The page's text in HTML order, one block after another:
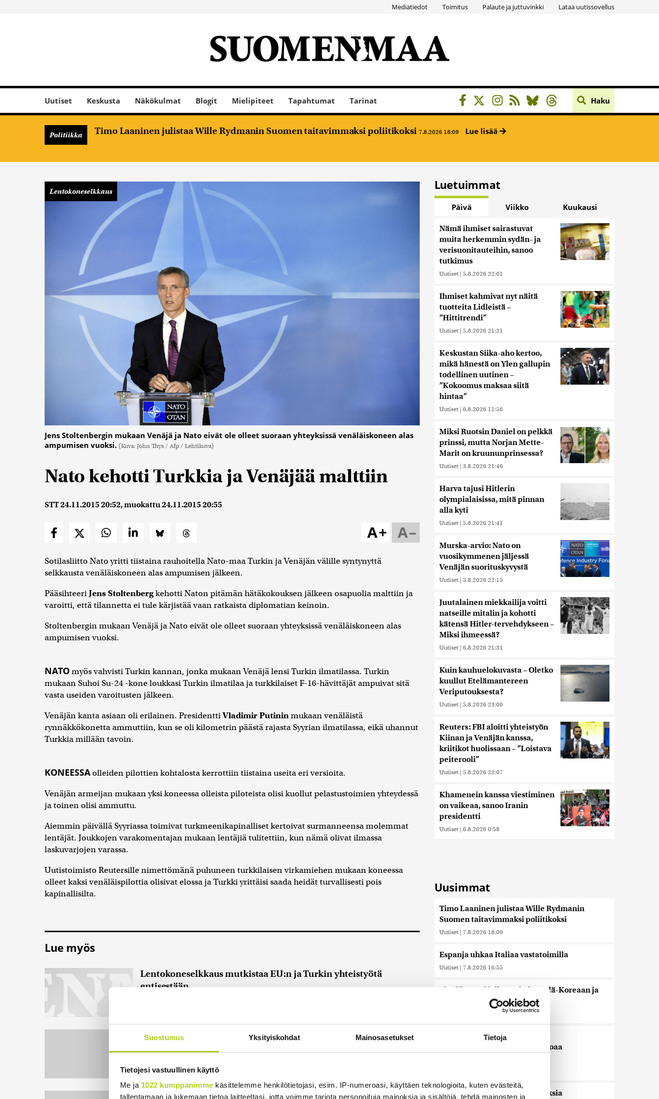
Suostumus Yksityiskohdat Mainosasetukset Tietoja
Tietojesi vastuullinen käyttö
Me ja 1022 kumppanimme käsittelemme henkilötietojasi, esim. IP-numeroasi, käyttäen teknologioita, kuten evästeitä,
tallentamaan ja lukemaan tietoa laitteeltasi, jotta voimme tarjota personoituja mainoksia ja sisältöjä, tehdä mainosten ja
Mediatiedot Toimitus Palaute ja juttuvinkki Lataa uutissovellus
Uutiset Keskusta Näkökulmat Blogit Mielipiteet Tapahtumat Tarinat Haku
Politiikka Timo Laaninen julistaa Wille Rydmanin Suomen taitavimmaksi poliitikoksi 7.8.2026 18:09 Lue lisää
Lentokoneselkkaus
Jens Stoltenbergin mukaan Venäjä ja Nato eivät ole olleet suoraan yhteyksissä venäläiskoneen alas
ampumisen vuoksi. (Kuva: John Thys / Afp / Lehtikuva)
Nato kehotti Turkkia ja Venäjää malttiin
STT24.11.2015 20:52, muokattu24.11.2015 20:55
A–
A+
Sotilasliitto Nato yritti tiistaina rauhoitella Nato-maa Turkin ja Venäjän välille syntynyttä
selkkausta venäläiskoneen alas ampumisen jälkeen.
PääsihteeriJens Stoltenbergkehotti Naton pitämän hätäkokouksen jälkeen osapuolia malttiin ja
varoitti, että tilannetta ei tule kärjistää vaan ratkaista diplomatian keinoin.
Stoltenbergin mukaan Venäjä ja Nato eivät ole olleet suoraan yhteyksissä venäläiskoneen alas
ampumisen vuoksi.
NATOmyös vahvisti Turkin kannan, jonka mukaan Venäjä lensi Turkin ilmatilassa. Turkin
mukaan Suhoi Su-24 -kone loukkasi Turkin ilmatilaa ja turkkilaiset F-16-hävittäjät ampuivat sitä
vasta useiden varoitusten jälkeen.
Venäjän kanta asiaan oli erilainen. PresidenttiVladimir Putininmukaan venäläistä
rynnäkkökonetta ammuttiin, kun se oli kilometrin päästä rajasta Syyrian ilmatilassa, eikä uhannut
Turkkia millään tavoin.
KONEESSAolleiden pilottien kohtalosta kerrottiin tiistaina useita eri versioita.
Venäjän armeijan mukaan yksi koneessa olleista piloteista olisi kuollut pelastustoimien yhteydessä
ja toinen olisi ammuttu.
Aiemmin päivällä Syyriassa toimivat turkmeenikapinalliset kertoivat surmanneensa molemmat
lentäjät. Joukkojen varakomentajan mukaan lentäjiä tulitettiin, kun nämä olivat ilmassa
laskuvarjojen varassa.
Uutistoimisto Reutersille nimettömänä puhuneen turkkilaisen virkamiehen mukaan koneessa
olleet kaksi venäläispilottia olisivat elossa ja Turkki yrittäisi saada heidät turvallisesti pois
kapinallisilta.
Lue myös
Lentokoneselkkaus mutkistaa EU:n ja Turkin yhteistyötä
entisestään
Putin: Turkkilaiset ovat terroristien rikoskumppaneita
Putinin...24.11.2015 19:40
Sipilä: Toivottavasti alasampuminen ei haittaa Venäjän ja Naton
Luetuimmat
Päivä Viikko Kuukausi
Nämä ihmiset sairastuvat
muita herkemmin sydän- ja
verisuonitauteihin, sanoo
tutkimus
Uutiset | 5.8.2026 22:01
Ihmiset kahmivat nyt näitä
tuotteita Lidleistä –
”Hittitrendi”
Uutiset | 5.8.2026 21:21
Keskustan Siika-aho kertoo,
mikä hänestä on Ylen gallupin
todellinen uutinen –
”Kokoomus maksaa siitä
hintaa”
Uutiset | 6.8.2026 11:56
Miksi Ruotsin Daniel on pelkkä
prinssi, mutta Norjan Mette-
Marit on kruununprinsessa?
Uutiset | 3.8.2026 21:46
Harva tajusi Hitlerin
olympialaisissa, mitä pinnan
alla kyti
Uutiset | 5.8.2026 21:41
Murska-arvio: Nato on
vuosikymmenen jäljessä
Venäjän suorituskyvystä
Uutiset | 5.8.2026 22:15
Juutalainen miekkailija voitti
natseille mitalin ja kohotti
kätensä Hitler-tervehdykseen –
Miksi ihmeessä?
Uutiset | 6.8.2026 21:31
Kuin kauhuelokuvasta – Oletko
kuullut Etelämantereen
Veriputouksesta?
Uutiset | 5.8.2026 23:00
Reuters: FBI aloitti yhteistyön
Kiinan ja Venäjän kanssa,
kriitikot huolissaan – ”Loistava
peiterooli”
Uutiset | 5.8.2026 22:07
Khamenein kanssa viestiminen
on vaikeaa, sanoo Iranin
presidentti
Uutiset | 6.8.2026 0:58
Uusimmat
Timo Laaninen julistaa Wille Rydmanin
Suomen taitavimmaksi poliitikoksi
Uutiset | 7.8.2026 18:09
Espanja uhkaa Italiaa vastatoimilla
Uutiset | 7.8.2026 16:55
Sianlihaa voi jälleen viedä Etelä-Koreaan ja
Uuteen-Seelantiin
7.8.2026 16:44
Järjestöt vastustavat karhun
kiintiömetsästystä – poliisi vetoaa
Ruokavirasto muuttaa rajoituksia